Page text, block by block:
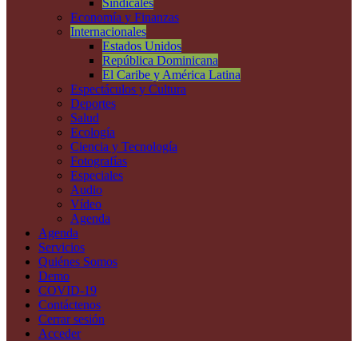
Economía y Finanzas
Internacionales
Estados Unidos
República Dominicana
El Caribe y América Latina
Espectáculos y Cultura
Deportes
Salud
Ecología
Ciencia y Tecnología
Fotografías
Especiales
Audio
Vídeo
Agenda
Agenda
Servicios
Quiénes Somos
Demo
COVID-19
Contáctenos
Cerrar sesión
Acceder